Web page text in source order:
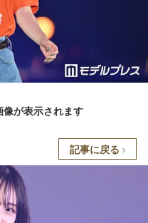
像が表示されます
記事に戻る